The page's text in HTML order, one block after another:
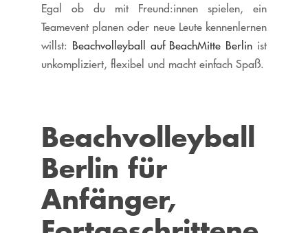
Egal ob du mit Freund:innen spielen, ein
Teamevent planen oder neue Leute kennenlernen
willst: Beachvolleyball auf BeachMitte Berlin ist
unkompliziert, flexibel und macht einfach Spaß.
Beachvolleyball
Berlin für
Anfänger,